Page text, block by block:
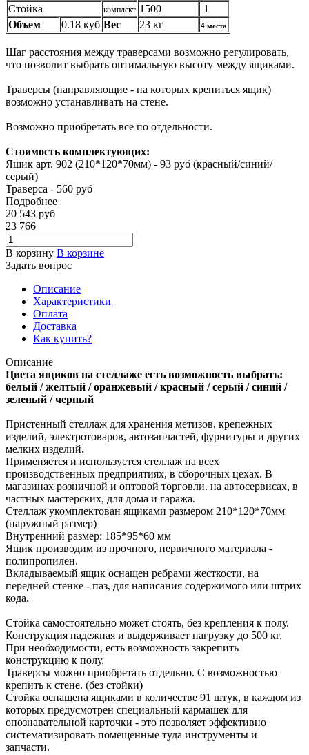
Стойка
комплект 1500
1
Объем
0.18 куб Вес 23 кг 4 места
Шаг расстояния между траверсами возможно регулировать,
что позволит выбрать оптимальную высоту между ящиками.
Траверсы (направляющие - на которых крепиться ящик)
возможно устанавливать на стене.
Возможно приобретать все по отдельности.
Стоимость комплектующих:
Ящик арт. 902 (210*120*70мм) - 93 руб (красный/синий/
серый)
Траверса - 560 руб
Подробнее
20 543 руб
23 766
В корзину В корзине
Задать вопрос
Описание
Характеристики
Оплата
Доставка
Как купить?
Описание
Цвета ящиков на стеллаже есть возможность выбрать:
белый / желтый / оранжевый / красный / серый / синий /
зеленый / черный
Пристенный стеллаж для хранения метизов, крепежных
изделий, электротоваров, автозапчастей, фурнитуры и других
мелких изделий.
Применяется и используется стеллаж на всех
производственных предприятиях, в сборочных цехах. В
магазинах розничной и оптовой торговли. на автосервисах, в
частных мастерских, для дома и гаража.
Стеллаж укомплектован ящиками размером 210*120*70мм
(наружный размер)
Внутренний размер: 185*95*60 мм
Ящик производим из прочного, первичного материала -
полипропилен.
Вкладываемый ящик оснащен ребрами жесткости, на
передней стенке - паз, для написания содержимого или штрих
кода.
Стойка самостоятельно может стоять, без крепления к полу.
Конструкция надежная и выдерживает нагрузку до 500 кг.
При необходимости, есть возможность закрепить
конструкцию к полу.
Траверсы можно приобретать отдельно. С возможностью
крепить к стене. (без стойки)
Стойка оснащена ящиками в количестве 91 штук, в каждом из
которых предусмотрен специальный кармашек для
опознавательной карточки - это позволяет эффективно
систематизировать помещенные туда инструменты и
запчасти.